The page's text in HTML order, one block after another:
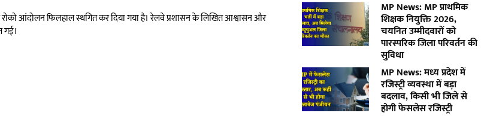
आंदोलन फिलहाल स्थगित कर दिया गया है। रेलवे प्रशासन के लिखित आश्वासन और
गई।
MP News: MP प्राथमिक
शिक्षक नियुक्ति 2026,
चयनित उम्मीदवारों को
पारस्परिक जिला परिवर्तन की
सुविधा
MP News: मध्य प्रदेश में
रजिस्ट्री व्यवस्था में बड़ा
बदलाव, किसी भी जिले से
होगी फेसलेस रजिस्ट्री